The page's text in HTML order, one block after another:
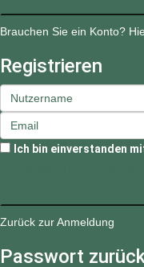
Brauchen Sie ein Konto?
Registrieren
Ich bin einverstanden
Zurück zur Anmeldung
Passwort